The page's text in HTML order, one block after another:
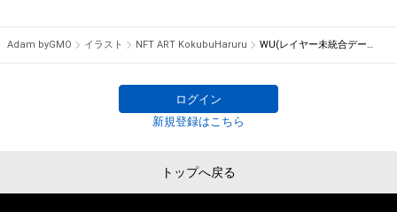
ます。
◎書籍表紙
◎2022  「Non Fungible Chronicle
Adam byGMO イラスト NFT ART KokubuHaruru WU(レイヤー未統合データ付き)
ログイン
新規登録はこちら
トップへ戻る